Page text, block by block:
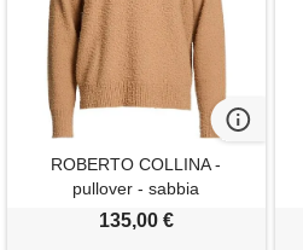
ROBERTO COLLINA -
pullover - sabbia
135,00 €